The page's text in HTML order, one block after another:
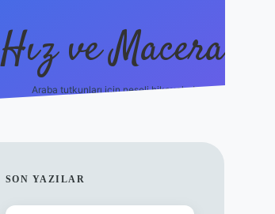
Hız ve Macera
Araba tutkunları için neşeli hikayeler!
SIDEBAR
SON YAZILAR
hiltonbet güncel giriş